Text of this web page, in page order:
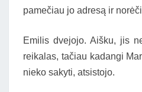
pamečiau jo adresą ir
Emilis dvejojo. Aišku, jis
reikalas, tačiau kadangi
nieko sakyti, atsistojo.